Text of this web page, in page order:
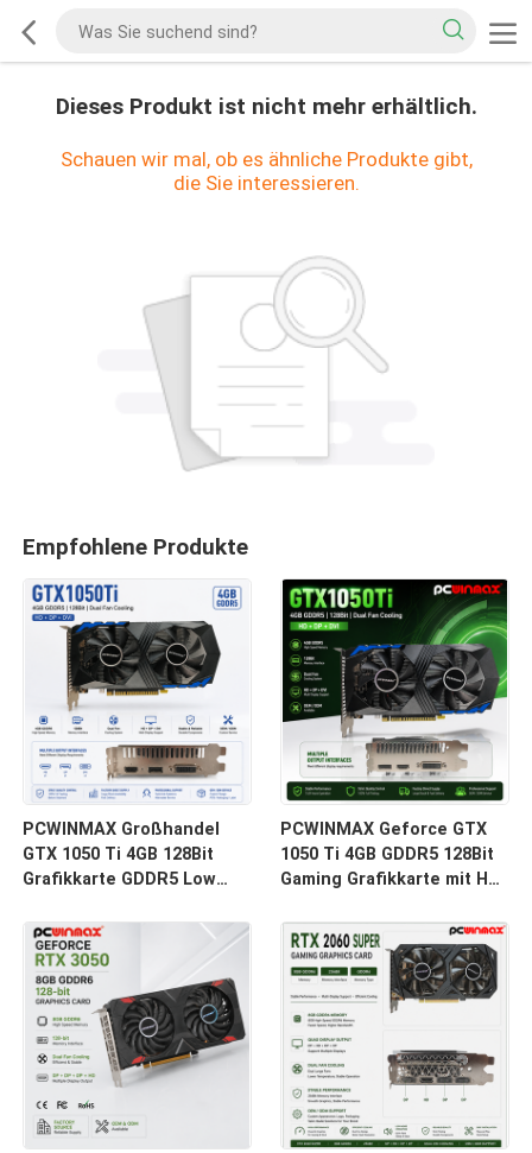
Dieses Produkt ist nicht mehr erhältlich.
Schauen wir mal, ob es ähnliche Produkte gibt,
die Sie interessieren.
Empfohlene Produkte
PCWINMAX Großhandel
GTX 1050 Ti 4GB 128Bit
Grafikkarte GDDR5 Low
Ausgang für Desktop
PCWINMAX Geforce GTX
1050 Ti 4GB GDDR5 128Bit
Gaming Grafikkarte mit HD-
Lager für Desktop-
Computer